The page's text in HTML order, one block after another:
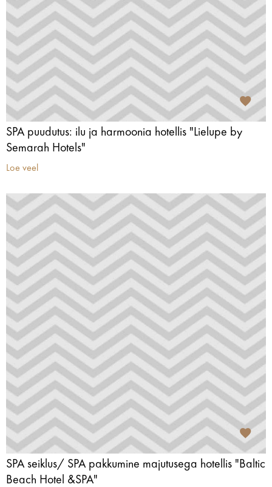
SPA puudutus: ilu ja harmoonia hotellis "Lielupe by
Semarah Hotels"
Loe veel
SPA seiklus/ SPA pakkumine majutusega hotellis "Baltic
Beach Hotel &SPA"